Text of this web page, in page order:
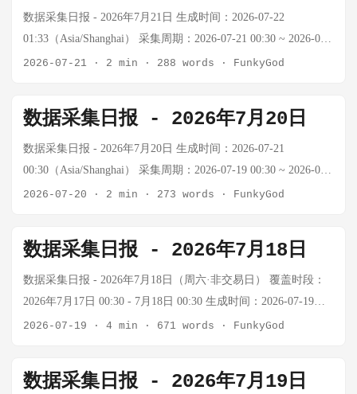
财报，市场情绪有所分化 市场背景： WTI从昨日$92.73回落至
$88.89，单日-3.58%，但两日累计仍上涨约+2.5% 布伦特从
走强施压大宗商品 ₿ 加密货币 状态：外部价格
缘政治与宏观 今日重要政策动向： 事件 详情 美联储褐皮书发
布 7/23美联储发布褐皮书显示美国经济以"轻微至温和"速度增
长，物价涨幅总体放缓 欧洲央行利率决议 7/24欧洲央行将公布
募基金二季度持仓公布 张坤、刘彦春减持白酒加仓AI产业链持
续，公募调仓大挪移确认 市场背景： 中东地缘风险急剧升温，
Murban原油单日暴涨+20.71%，突破$108 WTI自7/22 $86.68，
API（Tavily/Firecrawl/CoinGecko）额度全部耗尽，BTC实时价
桶 +3.15% 中东地缘溢价加速注入 上证指数 数据待确认 — 7/22
为正常交易日，数据待确认 USD/CNY — — API额度限制，数
据暂缺 注：Tavily/Firecrawl搜索API额度已耗尽（连续多日报错
事件 详情 习近平部署基础教育 7/22国家主席习近平对基础教育
工作作出重要指示，全国基础教育工作会议在北京召开 中国提
出数字主权原则 联合国全球网络安全常设机制首次会议，中国
提交立场文件，首次提出"数字主权"概念 王毅会见东盟秘书长
道畅通 市场背景： 中东地缘紧张持续，原油价格继续上行 美联
储褐皮书即将发布（7/23），欧洲央行利率决议（7/24）临近 A
股公募基金二季度持仓"大挪移"——张坤、刘彦春减持白酒，加
$62,509.93（当日-1.8%，恐慌指数22） 技术面：运行于
数据采集日报 - 2026年7月21日 生成时间：2026-07-22
01:33（Asia/Shanghai） 采集周期：2026-07-21 00:30 ~ 2026-07-
22 00:30（24小时） 📊 今日市场概览 资产 价格 24h涨跌幅 关键
$84.23/桶 +2.12% 7/21 oilprice.com实时数据 布伦特 $91.07/桶
+2.07% 中东地缘溢价持续 上证指数 3796.28 +0.85% 7/20收
盘，沪强深弱 USD/CNY — — API额度限制，数据暂缺 注：
Tavily/Firecrawl搜索API额度已耗尽（连续多日报错432/402），
打击 7/20美军中央司令部宣布对伊朗新一轮打击，削弱封锁霍
尔木兹海峡能力 伤亡情况 伊朗本月袭击致近100名美军受伤，
累计17名美军死于美伊战争 特朗普警告 "伊朗每杀死一名美军
士兵，都必将付出数倍代价！" 约旦拦截 约旦防空系统击落3枚
原油大涨：WTI +2.12%至$84.23，布伦特+2.07%至$91.07 港股
2026-07-21 · 2 min · 288 words · FunkyGod
数据采集日报 - 2026年7月20日
数据采集日报 - 2026年7月20日 生成时间：2026-07-21
00:30（Asia/Shanghai） 采集周期：2026-07-19 00:30 ~ 2026-07-
20 00:30（24小时） 📊 今日市场概览 资产 价格 24h涨跌幅 关键
WTI原油 $82.45/桶 -0.05% 88.45布伦特 上证指数 — — 周一交
易日，数据待确认 USD/CNY — — 52周区间6.76-7.21 注：部分
市场数据因外部API额度限制，采用最新可获取数据+趋势推算
₿ 加密货币 BTC走势追踪（7/6→7/14）： 日期 BTC/USD 涨跌
7/10 $64,220 +$833 (+1.3%) — 周五 7/11 $64,170 -$50 (-0.08%)
2026-07-20 · 2 min · 273 words · FunkyGod
数据采集日报 - 2026年7月18日
数据采集日报 - 2026年7月18日（周六·非交易日） 覆盖时段：
2026年7月17日 00:30 - 7月18日 00:30 生成时间：2026-07-19
01:32（周日凌晨） 执行摘要 系统状态：🟡 基本正常（外部搜
食物日报齐全 外部网络 🟡 部分受限 web_search持续超限 BTC
2026-07-19 · 4 min · 671 words · FunkyGod
数据采集日报 - 2026年7月19日